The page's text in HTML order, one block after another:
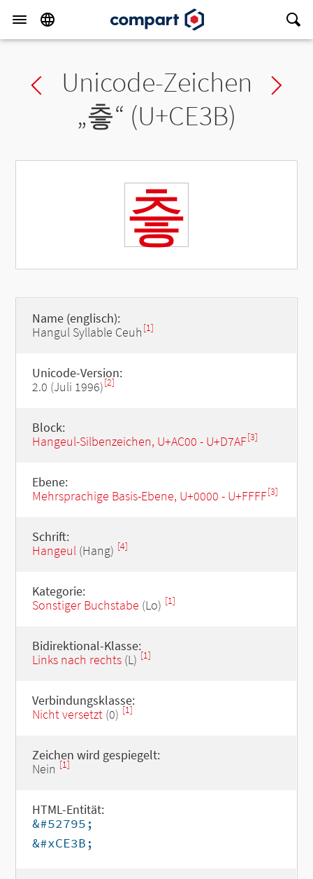
Previous char
Unicode-Zeichen
„츻“ (U+CE3B)
츻
Name (englisch):
Hangul Syllable Ceuh [1]
Unicode-Version:
2.0 (Juli 1996)[2]
Block:
Hangeul-Silbenzeichen, U+AC00 - U+D7AF[3]
Ebene:
Mehrsprachige Basis-Ebene, U+0000 - U+FFFF[3]
Schrift:
Hangeul(Hang) [4]
Kategorie:
Sonstiger Buchstabe (Lo) [1]
Bidirektional-Klasse:
Links nach rechts(L) [1]
Verbindungsklasse:
Nicht versetzt(0) [1]
Zeichen wird gespiegelt:
Nein [1]
HTML-Entität:
&#52795;
&#xCE3B;